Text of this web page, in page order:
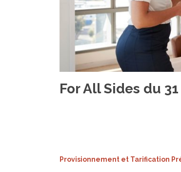
For All Sides du
Provisionnement et Tarification